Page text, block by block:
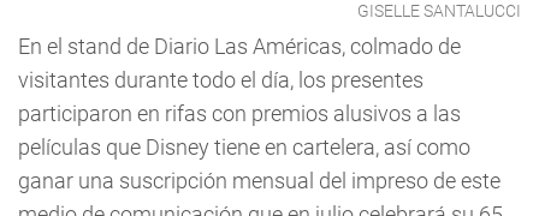
GISELLE SANTALUCCI
En el stand de Diario Las Américas, colmado de
visitantes durante todo el día, los presentes
participaron en rifas con premios alusivos a las
películas que Disney tiene en cartelera, así como
ganar una suscripción mensual del impreso de este